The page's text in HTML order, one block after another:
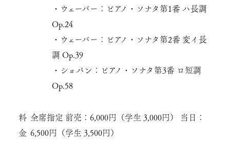
・ウェーバー：ピアノ・ソナタ第1番 ハ長調
Op.24
・ウェーバー：ピアノ・ソナタ第2番 変イ長
調 Op.39
・ショパン：ピアノ・ソナタ第3番 ロ短調
Op.58
料
金
全席指定 前売：6,000円（学生 3,000円） 当日：
6,500円（学生 3,500円）